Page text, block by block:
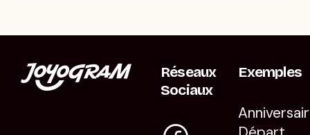
Réseaux
Sociaux
Exemples